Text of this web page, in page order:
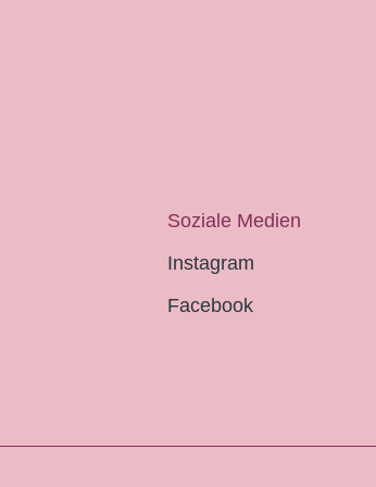
Soziale Medien
Instagram
Facebook